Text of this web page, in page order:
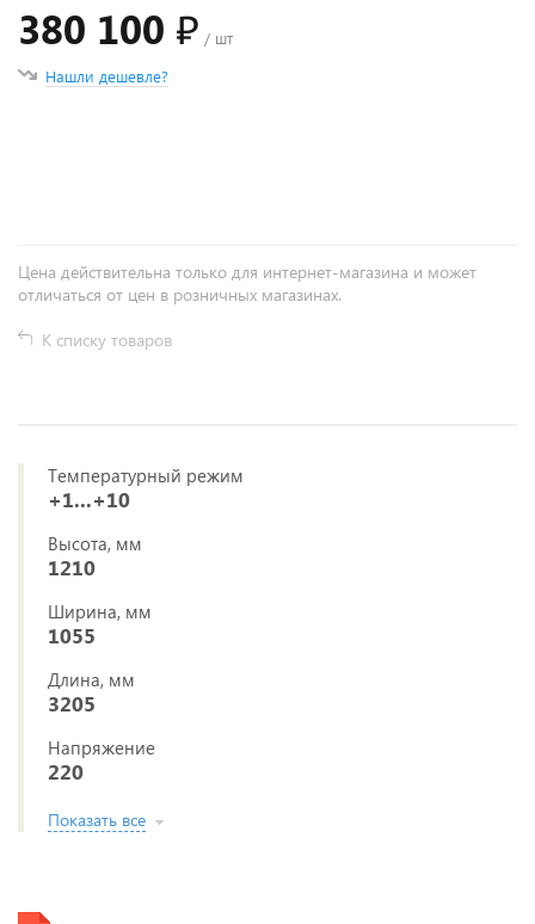
380 100 ₽ / шт
Нашли дешевле?
Цена действительна только для интернет-магазина и может
отличаться от цен в розничных магазинах.
К списку товаров
Температурный режим
+1...+10
Высота, мм
1210
Ширина, мм
1055
Длина, мм
3205
Напряжение
220
Показать все